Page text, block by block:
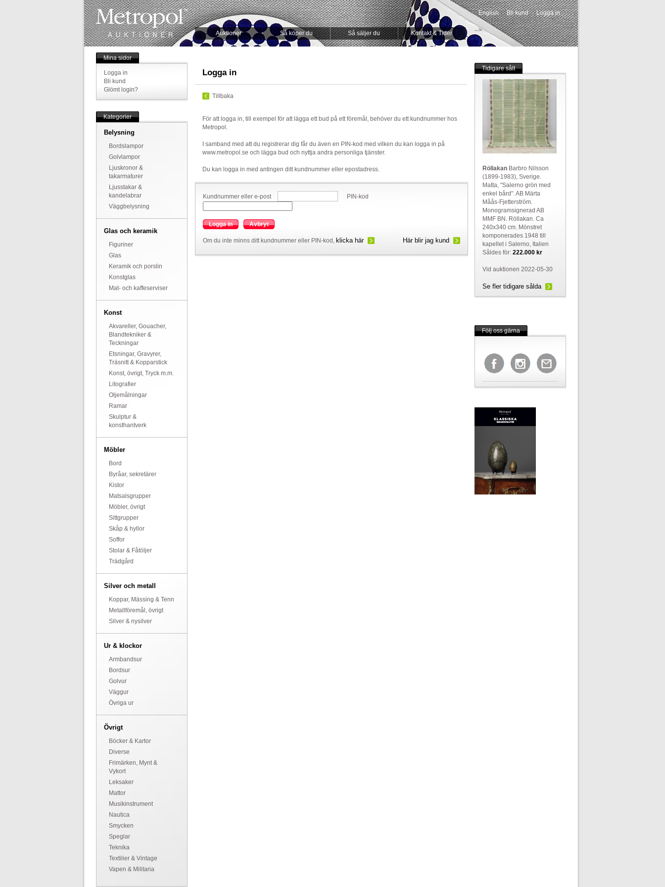
Auktioner Så köper du Så säljer du Kontakt & Tider
English Bli kund Logga in
-->
Mina sidor
Logga in
Bli kund
Glömt login?
Kategorier
Belysning
Bordslampor
Golvlampor
Ljuskronor &
takarmaturer
Ljusstakar &
kandelabrar
Väggbelysning
Glas och keramik
Figuriner
Glas
Keramik och porslin
Konstglas
Mat- och kaffeserviser
Konst
Akvareller, Gouacher,
Blandtekniker &
Teckningar
Etsningar, Gravyrer,
Träsnitt & Kopparstick
Konst, övrigt, Tryck m.m.
Litografier
Oljemålningar
Ramar
Skulptur &
konsthantverk
Möbler
Bord
Byråar, sekretärer
Kistor
Matsalsgrupper
Möbler, övrigt
Sittgrupper
Skåp & hyllor
Soffor
Stolar & Fåtöljer
Trädgård
Silver och metall
Koppar, Mässing & Tenn
Metallföremål, övrigt
Silver & nysilver
Ur & klockor
Armbandsur
Bordsur
Golvur
Väggur
Övriga ur
Övrigt
Böcker & Kartor
Diverse
Frimärken, Mynt &
Vykort
Leksaker
Mattor
Musikinstrument
Nautica
Smycken
Speglar
Teknika
Textilier & Vintage
Vapen & Militaria
Logga in
Tillbaka
För att logga in, till exempel för att lägga ett bud på ett föremål, behöver du ett kundnummer hos
Metropol.
I samband med att du registrerar dig får du även en PIN-kod med vilken du kan logga in på
www.metropol.se och lägga bud och nyttja andra personliga tjänster.
Du kan logga in med antingen ditt kundnummer eller epostadress.
Kundnummer eller e-post PIN-kod
Logga in Avbryt
Om du inte minns ditt kundnummer eller PIN-kod, klicka här Här blir jag kund
Tidigare sålt
RöllakanBarbro Nilsson
(1899-1983), Sverige.
Matta, "Salerno grön med
enkel bård". AB Märta
Måås-Fjetterström.
Monogramsignerad AB
MMF BN. Röllakan. Ca
240x340 cm. Mönstret
komponerades 1948 till
kapellet i Salerno, Italien
Såldes för: 222.000 kr
Vid auktionen 2022-05-30
Se fler tidigare sålda
Följ oss gärna